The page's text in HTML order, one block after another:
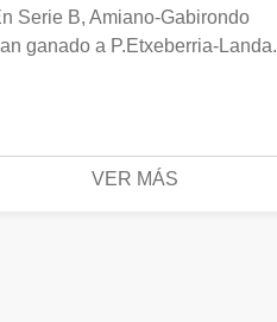
Serie B, Amiano-Gabirondo
ganado a P.Etxeberria-Landa.
VER MÁS